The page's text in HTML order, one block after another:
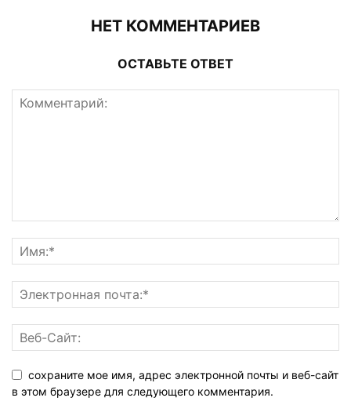
НЕТ КОММЕНТАРИЕВ
ОСТАВЬТЕ ОТВЕТ
сохраните мое имя, адрес электронной почты и веб-сайт
в этом браузере для следующего комментария.